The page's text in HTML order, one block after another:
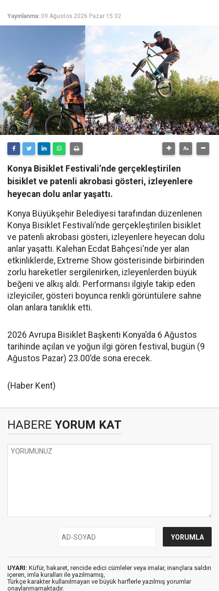
Yayınlanma: 09 Ağustos 2026 Pazar 15:32
Konya Bisiklet Festivali’nde gerçekleştirilen
bisiklet ve patenli akrobasi gösteri, izleyenlere
heyecan dolu anlar yaşattı.
Konya Büyükşehir Belediyesi tarafından düzenlenen
Konya Bisiklet Festivali’nde gerçekleştirilen bisiklet
ve patenli akrobasi gösteri, izleyenlere heyecan dolu
anlar yaşattı. Kalehan Ecdat Bahçesi'nde yer alan
etkinliklerde, Extreme Show gösterisinde birbirinden
zorlu hareketler sergilenirken, izleyenlerden büyük
beğeni ve alkış aldı. Performansı ilgiyle takip eden
izleyiciler, gösteri boyunca renkli görüntülere sahne
olan anlara tanıklık etti.
2026 Avrupa Bisiklet Başkenti Konya’da 6 Ağustos
tarihinde açılan ve yoğun ilgi gören festival, bugün (9
Ağustos Pazar) 23.00’de sona erecek.
(Haber Kent)
HABERE YORUM KAT
UYARI: Küfür, hakaret, rencide edici cümleler veya imalar, inançlara saldırı
içeren, imla kuralları ile yazılmamış,
Türkçe karakter kullanılmayan ve büyük harflerle yazılmış yorumlar
onaylanmamaktadır.